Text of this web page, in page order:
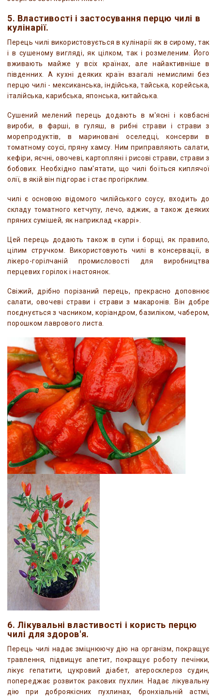
5. Властивості і застосування перцю чилі в
кулінарії.
Перець чилі використовується в кулінарії як в сирому, так
і в сушеному вигляді, як цілком, так і розмеленим. Його
вживають майже у всіх країнах, але найактивніше в
південних. А кухні деяких країн взагалі немислимі без
перцю чилі - мексиканська, індійська, тайська, корейська,
італійська, карибська, японська, китайська.
Сушений мелений перець додають в м'ясні і ковбасні
вироби, в фарші, в гуляш, в рибні страви і страви з
морепродуктів, в мариновані оселедці, консерви в
томатному соусі, пряну хамсу. Ним приправляють салати,
кефіри, яєчні, овочеві, картопляні і рисові страви, страви з
бобових. Необхідно пам'ятати, що чилі боїться киплячої
олії, в якій він підгорає і стає прогірклим.
чилі є основою відомого чилійського соусу, входить до
складу томатного кетчупу, лечо, аджик, а також деяких
пряних сумішей, як наприклад «каррі».
Цей перець додають також в супи і борщі, як правило,
цілим стручком. Використовують чилі в консервації, в
лікеро-горілчаній промисловості для виробництва
перцевих горілок і настоянок.
Свіжий, дрібно порізаний перець, прекрасно доповнює
салати, овочеві страви і страви з макаронів. Він добре
поєднується з часником, коріандром, базиліком, чабером,
порошком лаврового листа.
6. Лікувальні властивості і користь перцю
чилі для здоров'я.
Перець чилі надає зміцнюючу дію на організм, покращує
травлення, підвищує апетит, покращує роботу печінки,
лікує гепатити, цукровий діабет, атеросклероз судин,
попереджає розвиток ракових пухлин. Надає лікувальну
дію при доброякісних пухлинах, бронхіальній астмі,